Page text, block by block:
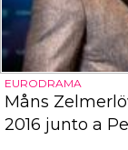
EURODRAMA
Måns
2016 junto a